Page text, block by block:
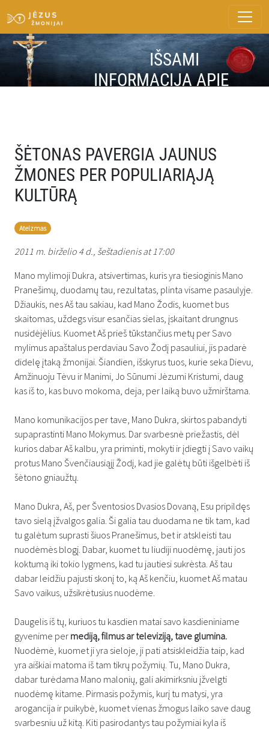
IŠSAMI
INFORMACIJA APIE
ŠĖTONAS PAVERGIA JAUNUS
ŽMONES PER POPULIARIĄJĄ
KULTŪRĄ
Ateizmas
2011 m. birželio 4 d., šeštadienis at 17:00
Mano mylimoji Dukra, atsivertimas, kuris yra tiesioginis Mano
Pranešimų, duodamų tau, rezultatas, plinta visame pasaulyje.
Džiaukis, nes Aš tau sakiau, kad Mano Žodis, kuomet bus
skaitomas, uždegs visur esančias sielas, įskaitant drungnus
nusidėjėlius. Kuomet Aš prieš tūkstančius metų per Savo
mylimus apaštalus perdaviau Savo Žodį pasauliui, jis padarė
didelę įtaką žmonijai. Šiandien, išskyrus tuos, kurie seka Dievu,
Amžinuoju Tėvu ir Manimi, Jo Sūnumi Jėzumi Kristumi, daug
kas iš to, kas buvo mokoma, deja, per laiką buvo užmirštama.
Mano komunikacijos per tave, Mano Dukra, skirtos pabandyti
supaprastinti Mano Mokymus. Dar svarbesnė priežastis, dėl
kurios dabar Aš kalbu, yra priminti, mokyti ir įdiegti į Savo vaikų
protus Mano Švenčiausiąjį Žodį, kad jie galėtų būti išgelbėti iš
šėtono gniaužtų.
Mano Dukra, Aš, per Šventosios Dvasios Dovaną, Esu pripildęs
tavo sielą įžvalgos galia. Ši galia tau duodama ne tik tam, kad
tu galėtum suprasti šiuos Pranešimus, bet ir atskleisti tau
nuodėmės blogį. Dabar, kuomet tu liudiji nuodėmę, jauti jos
koktumą iki tokio lygmens, kad tu jautiesi sukrėsta. Aš tau
dabar leidžiu pajusti skonį to, ką Aš kenčiu, kuomet Aš matau
Savo vaikus, užsikrėtusius nuodėme.
Daugelis iš tų, kuriuos tu kasdien matai savo kasdieniniame
gyvenime per mediją, filmus ar televiziją, tave glumina.
Nuodėmė, kuomet ji yra sieloje, ji pati atsiskleidžia taip, kad
yra aiškiai matoma iš tam tikrų požymių. Tu, Mano Dukra,
dabar turėdama Mano malonių, gali akimirksniu įžvelgti
nuodėmę kitame. Pirmasis požymis, kurį tu matysi, yra
arogancija ir puikybė, kuomet vienas žmogus laiko save daug
svarbesniu už kitą. Kiti pasirodantys tau požymiai kyla iš